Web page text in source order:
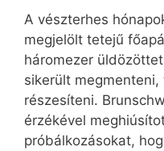
A vészterhes
megjelölt tetejű
háromezer
sikerült
részesíteni.
érzékével
próbálkozásokat,